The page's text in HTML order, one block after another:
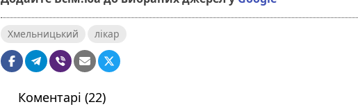
Хмельницький лікар
Коментарі (22)